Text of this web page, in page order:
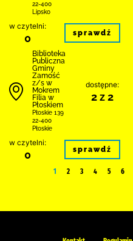
22-400
Lipsko
w czytelni:
0 sprawdź
Biblio­teka
Publiczna
Gminy
Zamość
z/s w
Mokrem
Filia w
Płoskiem
Płoskie 139
22-400
Płoskie
dostępne:
2 z 2
w czytelni:
0 sprawdź
1 2 3 4 5 6